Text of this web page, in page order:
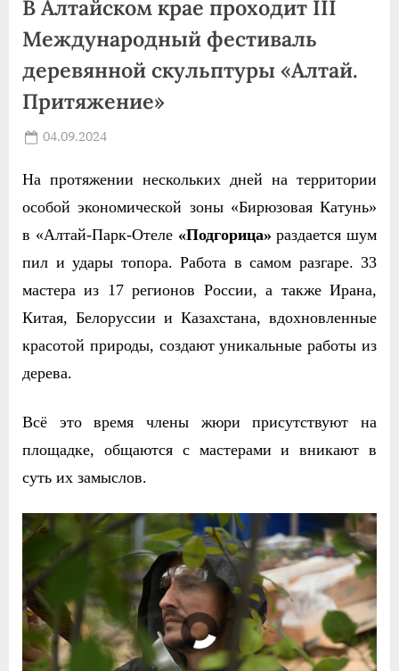
В Алтайском крае проходит III
Международный фестиваль
деревянной скульптуры «Алтай.
Притяжение»
Posted
04.09.2024
На протяжении нескольких дней на территории
особой экономической зоны «Бирюзовая Катунь»
в «Алтай-Парк-Отеле «Подгорица»раздается шум
пил и удары топора. Работа в самом разгаре. 33
мастера из 17 регионов России, а также Ирана,
Китая, Белоруссии и Казахстана, вдохновленные
красотой природы, создают уникальные работы из
дерева.
Всё это время члены жюри присутствуют на
площадке, общаются с мастерами и вникают в
суть их замыслов.